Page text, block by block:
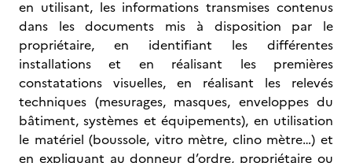
en utilisant, les informations transmises contenus
dans les documents mis à disposition par le
propriétaire, en identifiant les différentes
installations et en réalisant les premières
constatations visuelles, en réalisant les relevés
techniques (mesurages, masques, enveloppes du
bâtiment, systèmes et équipements), en utilisation
le matériel (boussole, vitro mètre, clino mètre…) et
en expliquant au donneur d’ordre, propriétaire ou